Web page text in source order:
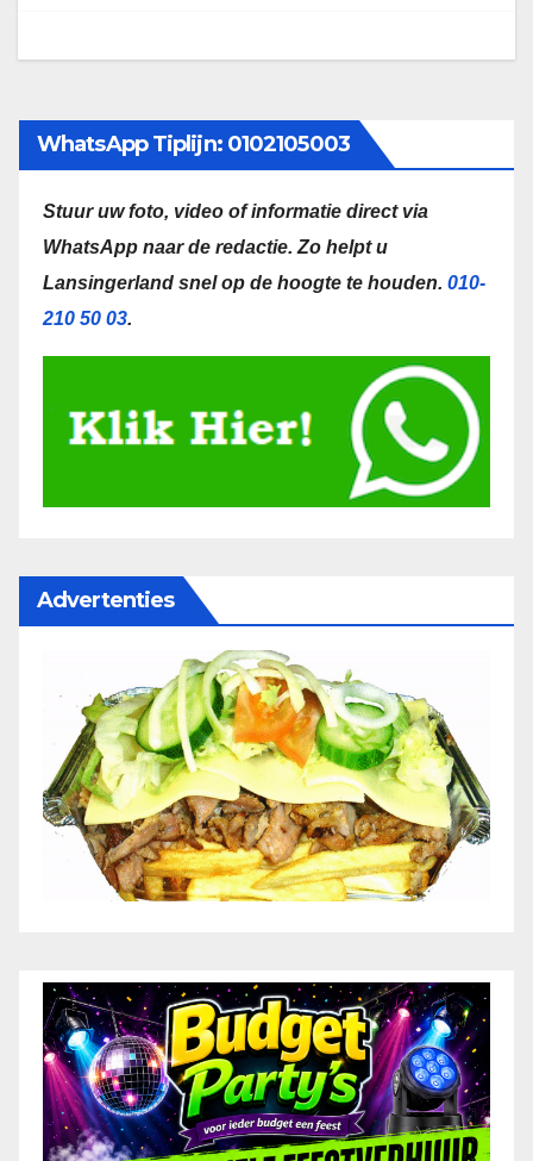
WhatsApp Tiplijn: 0102105003
Stuur uw foto, video of informatie direct via
WhatsApp naar de redactie. Zo helpt u
Lansingerland snel op de hoogte te houden. 010-
210 50 03.
Advertenties